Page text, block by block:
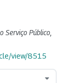
Serviço Público
view/8515